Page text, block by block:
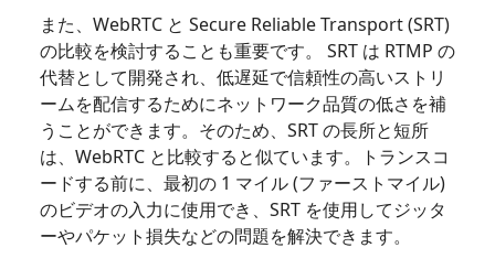
また、WebRTC と Secure Reliable Transport (SRT)
の比較を検討することも重要です。 SRT は RTMP の
代替として開発され、低遅延で信頼性の高いストリ
ームを配信するためにネットワーク品質の低さを補
うことができます。そのため、SRT の長所と短所
は、WebRTC と比較すると似ています。トランスコ
ードする前に、最初の 1 マイル (ファーストマイル)
のビデオの入力に使用でき、SRT を使用してジッタ
ーやパケット損失などの問題を解決できます。